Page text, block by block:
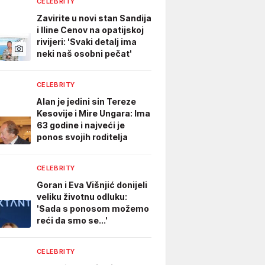
Zavirite u novi stan Sandija
i Iline Cenov na opatijskoj
rivijeri: 'Svaki detalj ima
neki naš osobni pečat'
CELEBRITY
Alan je jedini sin Tereze
Kesovije i Mire Ungara: Ima
63 godine i najveći je
ponos svojih roditelja
CELEBRITY
Goran i Eva Višnjić donijeli
veliku životnu odluku:
'Sada s ponosom možemo
reći da smo se...'
CELEBRITY